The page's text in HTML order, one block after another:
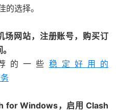
选择。
场网站，注册账号，购买订
的一些 稳定好用的
for Windows，启用 Clash